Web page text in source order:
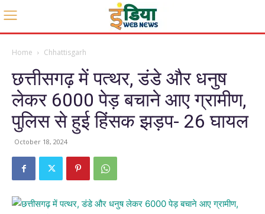
Home Chhattisgarh
छत्तीसगढ़ में पत्थर, डंडे और धनुष
लेकर 6000 पेड़ बचाने आए ग्रामीण,
पुलिस से हुई हिंसक झड़प- 26 घायल
October 18, 2024